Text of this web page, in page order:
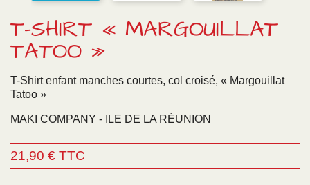
T-SHIRT « MARGOUILLAT
TATOO »
T-Shirt enfant manches courtes, col croisé, « Margouillat
Tatoo »
MAKI COMPANY - ILE DE LA RÉUNION
21,90 € TTC